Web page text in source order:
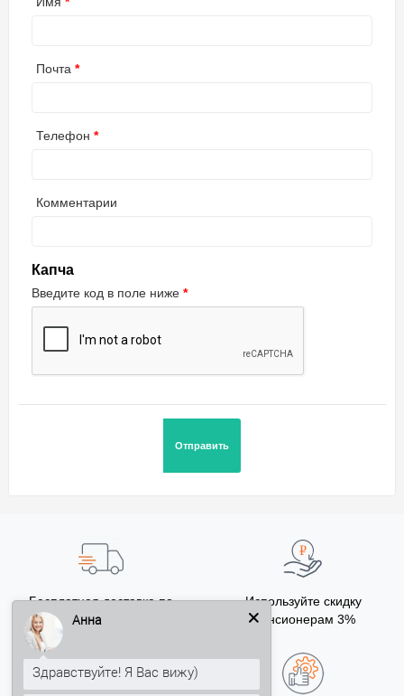
Почта
Телефон
Комментарии
Капча
Введите код в поле ниже
Бесплатная доставка по
городу
от 100 000 руб.
Используйте скидку
Пенсионерам 3%
Анна
Здравствуйте! Я Вас вижу)